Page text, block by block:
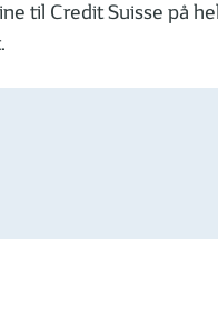
til Credit Suisse på